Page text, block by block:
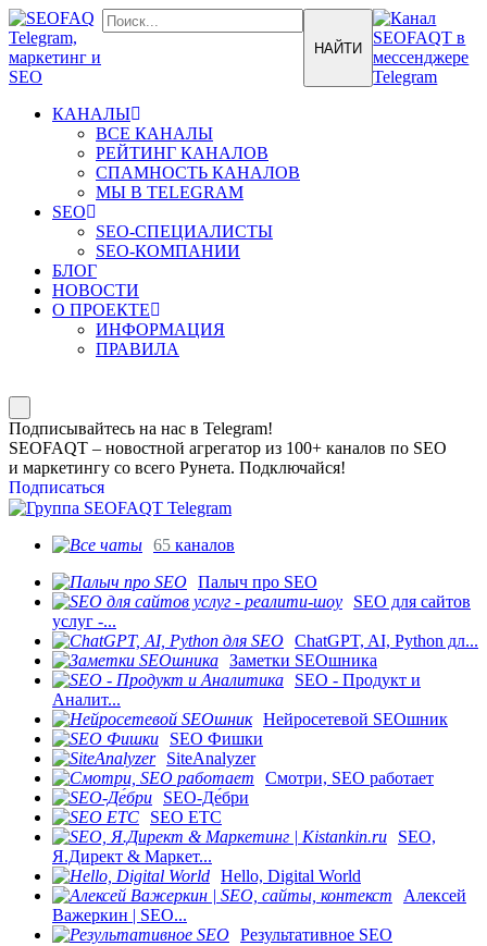
КАНАЛЫ
ВСЕ КАНАЛЫ
РЕЙТИНГ КАНАЛОВ
СПАМНОСТЬ КАНАЛОВ
МЫ В TELEGRAM
SEO
SEO-СПЕЦИАЛИСТЫ
SEO-КОМПАНИИ
БЛОГ
НОВОСТИ
О ПРОЕКТЕ
ИНФОРМАЦИЯ
ПРАВИЛА
Подписывайтесь на нас в Telegram!
SEOFAQT – новостной агрегатор из 100+ каналов по SEO
и маркетингу со всего Рунета. Подключайся!
Подписаться
65 каналов
Палыч про SEO
SEO для сайтов
услуг -...
ChatGPT, AI, Python дл...
Заметки SEOшника
SEO - Продукт и
Аналит...
Нейросетевой SEOшник
SEO Фишки
SiteAnalyzer
Смотри, SEO работает
SEO-Де́бри
SEO ETC
SEO,
Я.Директ & Маркет...
Hello, Digital World
Алексей
Важеркин | SEO...
Результативное SEO